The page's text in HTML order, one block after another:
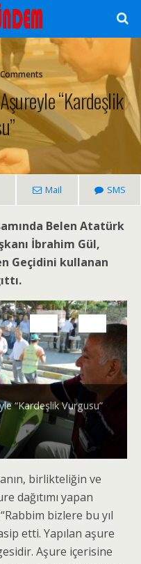
“Kardeşlik
Mail SMS
Belen Atatürk
İbrahim Gül,
Geçidini kullanan
“Kardeşlik Vurgusu”
birlikteliğin ve
dağıtımı yapan
bizlere bu yıl
etti. Yapılan aşure
Aşure içerisine